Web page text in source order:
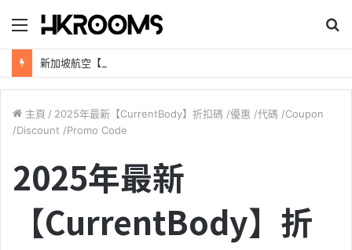
錄
尋
主頁 / 2025年最新【CurrentBody】折扣碼 /優惠 /代碼 /Coupon
/Discount /Promo Code
2025年最新
【CurrentBody】折